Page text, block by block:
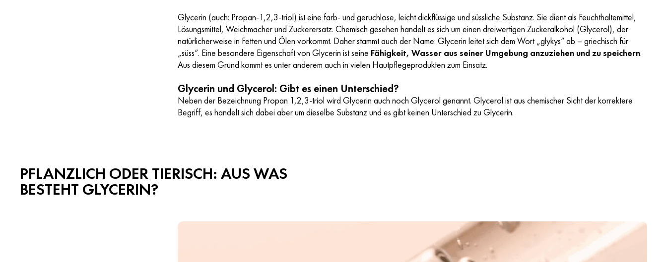
Glycerin (auch: Propan-1,2,3-triol) ist eine farb- und geruchlose, leicht dickflüssige und süssliche Substanz. Sie dient als Feuchthaltemittel,
Lösungsmittel, Weichmacher und Zuckerersatz. Chemisch gesehen handelt es sich um einen dreiwertigen Zuckeralkohol (Glycerol), der
natürlicherweise in Fetten und Ölen vorkommt. Daher stammt auch der Name: Glycerin leitet sich dem Wort „glykys“ ab – griechisch für
„süss“. Eine besondere Eigenschaft von Glycerin ist seine Fähigkeit, Wasser aus seiner Umgebung anzuziehen und zu speichern.
Aus diesem Grund kommt es unter anderem auch in vielen Hautpflegeprodukten zum Einsatz.
Glycerin und Glycerol: Gibt es einen Unterschied?
Neben der Bezeichnung Propan 1,2,3-triol wird Glycerin auch noch Glycerol genannt. Glycerol ist aus chemischer Sicht der korrektere
Begriff, es handelt sich dabei aber um dieselbe Substanz und es gibt keinen Unterschied zu Glycerin.
PFLANZLICH ODER TIERISCH: AUS WAS
BESTEHT GLYCERIN?